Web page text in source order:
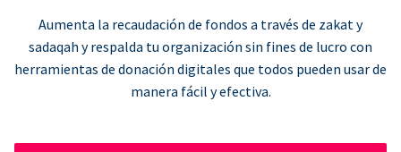
Aumenta la recaudación de fondos a través de zakat y
sadaqah y respalda tu organización sin fines de lucro con
herramientas de donación digitales que todos pueden usar de
manera fácil y efectiva.